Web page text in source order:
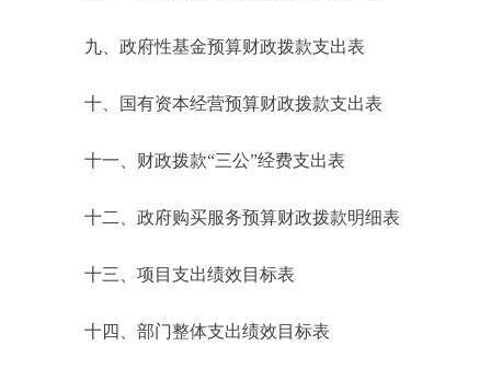
九、政府性基金预算财政拨款支出表
十、国有资本经营预算财政拨款支出表
十一、财政拨款“三公”经费支出表
十二、政府购买服务预算财政拨款明细表
十三、项目支出绩效目标表
十四、部门整体支出绩效目标表